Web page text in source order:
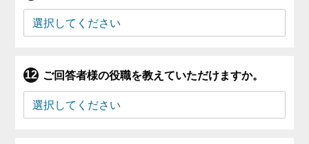
ご回答者様の役職を教えていただけますか。